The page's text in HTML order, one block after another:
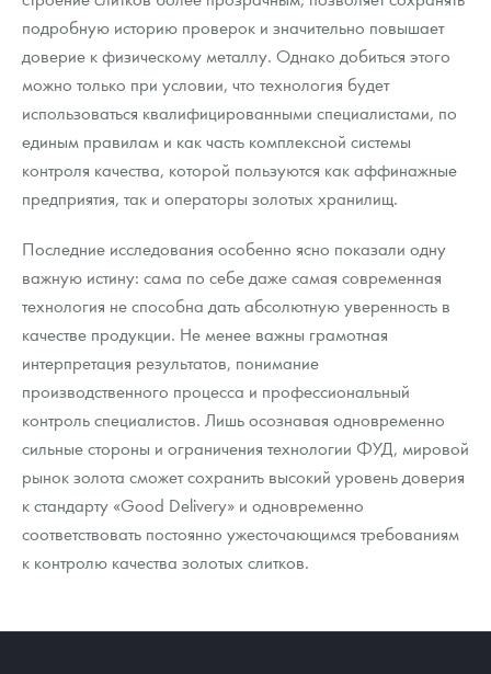
подробную историю проверок и значительно повышает
доверие к физическому металлу. Однако добиться этого
можно только при условии, что технология будет
использоваться квалифицированными специалистами, по
единым правилам и как часть комплексной системы
контроля качества, которой пользуются как аффинажные
предприятия, так и операторы золотых хранилищ.
Последние исследования особенно ясно показали одну
важную истину: сама по себе даже самая современная
технология не способна дать абсолютную уверенность в
качестве продукции. Не менее важны грамотная
интерпретация результатов, понимание
производственного процесса и профессиональный
контроль специалистов. Лишь осознавая одновременно
сильные стороны и ограничения технологии ФУД, мировой
рынок золота сможет сохранить высокий уровень доверия
к стандарту «Good Delivery» и одновременно
соответствовать постоянно ужесточающимся требованиям
к контролю качества золотых слитков.